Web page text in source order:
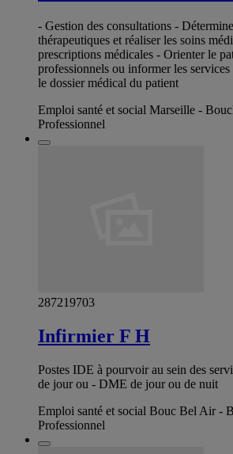
- Gestion des consultations -
thérapeutiques et réaliser les soins
prescriptions médicales - Orienter le
professionnels ou informer les
le dossier médical du patient
Emploi santé et social Marseille -
Professionnel
287219703
Infirmier F H
Postes IDE à pourvoir au sein des
de jour ou - DME de jour ou de nuit
Emploi santé et social Bouc Bel Air -
Professionnel